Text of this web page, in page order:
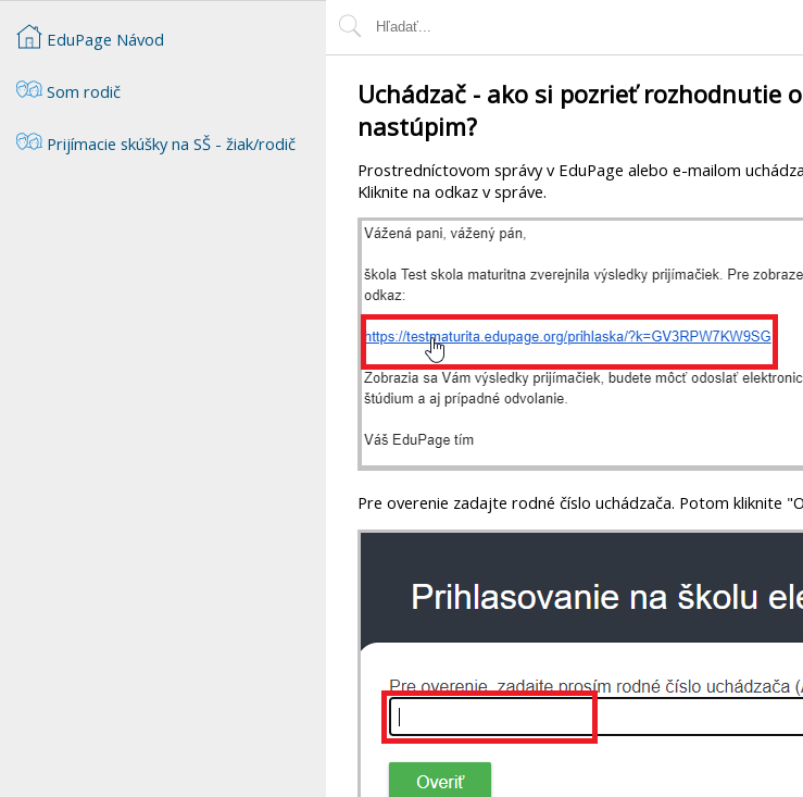
Uchádzač - ako si pozrieť rozhodnutie
nastúpim?
Prostredníctovom správy v EduPage alebo e-mailom
Kliknite na odkaz v správe.
Pre overenie zadajte rodné číslo uchádzača. Potom kliknite
EduPage Návod
Som rodič
Prijímacie skúšky na SŠ - žiak/rodič